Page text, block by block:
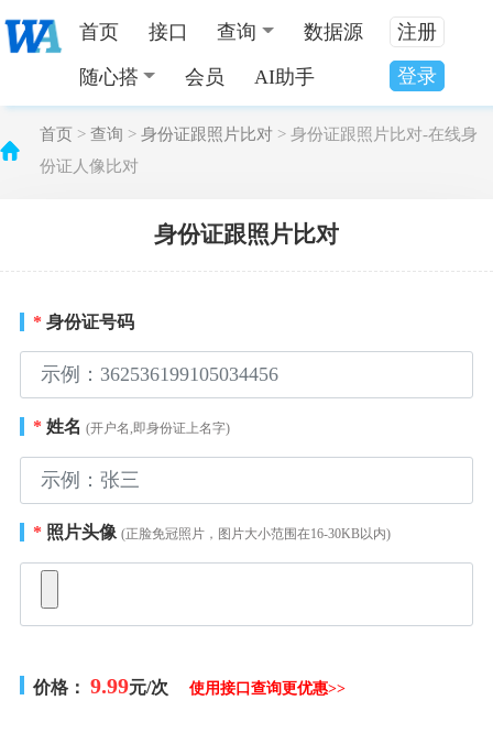
首页 接口 查询 数据源
随心搭 会员 AI助手
注册
登录
首页 > 查询 > 身份证跟照片比对> 身份证跟照片比对-在线身
份证人像比对
身份证跟照片比对
* 身份证号码
* 姓名 (开户名,即身份证上名字)
* 照片头像 (正脸免冠照片，图片大小范围在16-30KB以内)
价格： 9.99元/次 使用接口查询更优惠>>